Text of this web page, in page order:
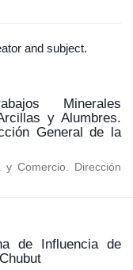
and subject.
Minerales
y Alumbres.
General de la
y Comercio. Dirección
de Influencia de